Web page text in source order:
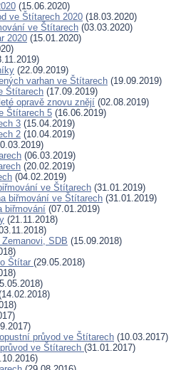
(15.06.2020)
ve Štítarech 2020 (18.03.2020)
ve Štítarech (03.03.2020)
2020 (15.01.2020)
(22.09.2019)
varhan ve Štítarech (19.09.2019)
Štítarech (17.09.2019)
opravě znovu znějí (02.08.2019)
Štítarech 5 (16.06.2019)
3 (15.04.2019)
2 (10.04.2019)
(06.03.2019)
(20.02.2019)
(04.02.2019)
ve Štítarech (31.01.2019)
biřmování ve Štítarech (31.01.2019)
biřmování (07.01.2019)
(21.11.2018)
SDB (15.09.2018)
Štítar (29.05.2018)
průvod ve Štítarech (10.03.2017)
ve Štítarech (31.01.2017)